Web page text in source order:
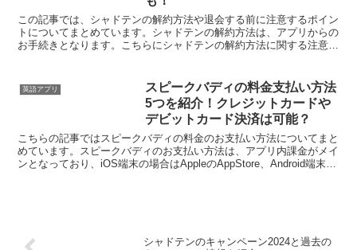
この記事では、シャドテンの解約方法や退会する前に注意するポイン
トについてまとめています。シャドテンの解約方法は、アプリからの
お手続きとなります。こちらにシャドテンの解約方法に関する注意点
英語アプリ
スピークバディの料金支払い方法
5つを紹介！クレジットカードや
デビットカード決済は可能？
こちらの記事ではスピークバディの料金のお支払い方法についてまと
めています。スピークバディのお支払い方法は、アプリ内課金がメイ
ンとなっており、iOS端末の場合はAppleのAppStore、Android端末の
シャドテンのキャンペーン2024と過去の